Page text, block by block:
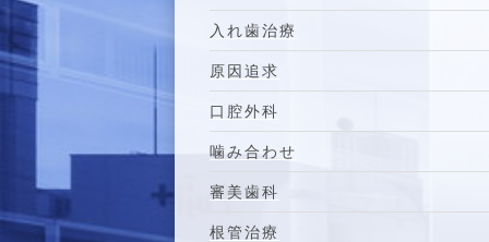
入れ歯治療
原因追求
口腔外科
噛み合わせ
審美歯科
根管治療